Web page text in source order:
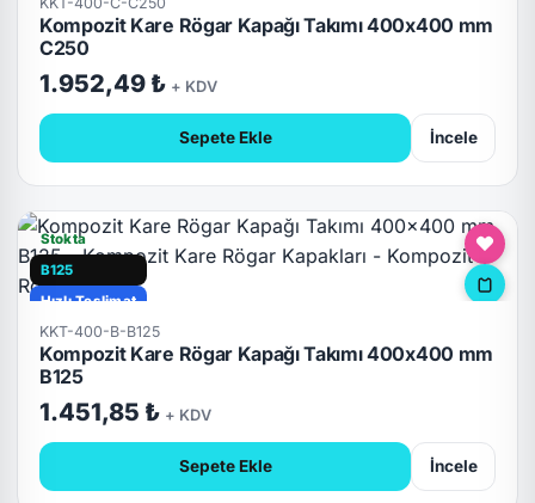
Kompozit Kare Rögar Kapağı Takımı 400x400 mm
C250
1.952,49 ₺ + KDV
Sepete Ekle İncele
Stokta
B125
Hızlı Teslimat
KKT-400-B-B125
Kompozit Kare Rögar Kapağı Takımı 400x400 mm
B125
1.451,85 ₺ + KDV
Sepete Ekle İncele